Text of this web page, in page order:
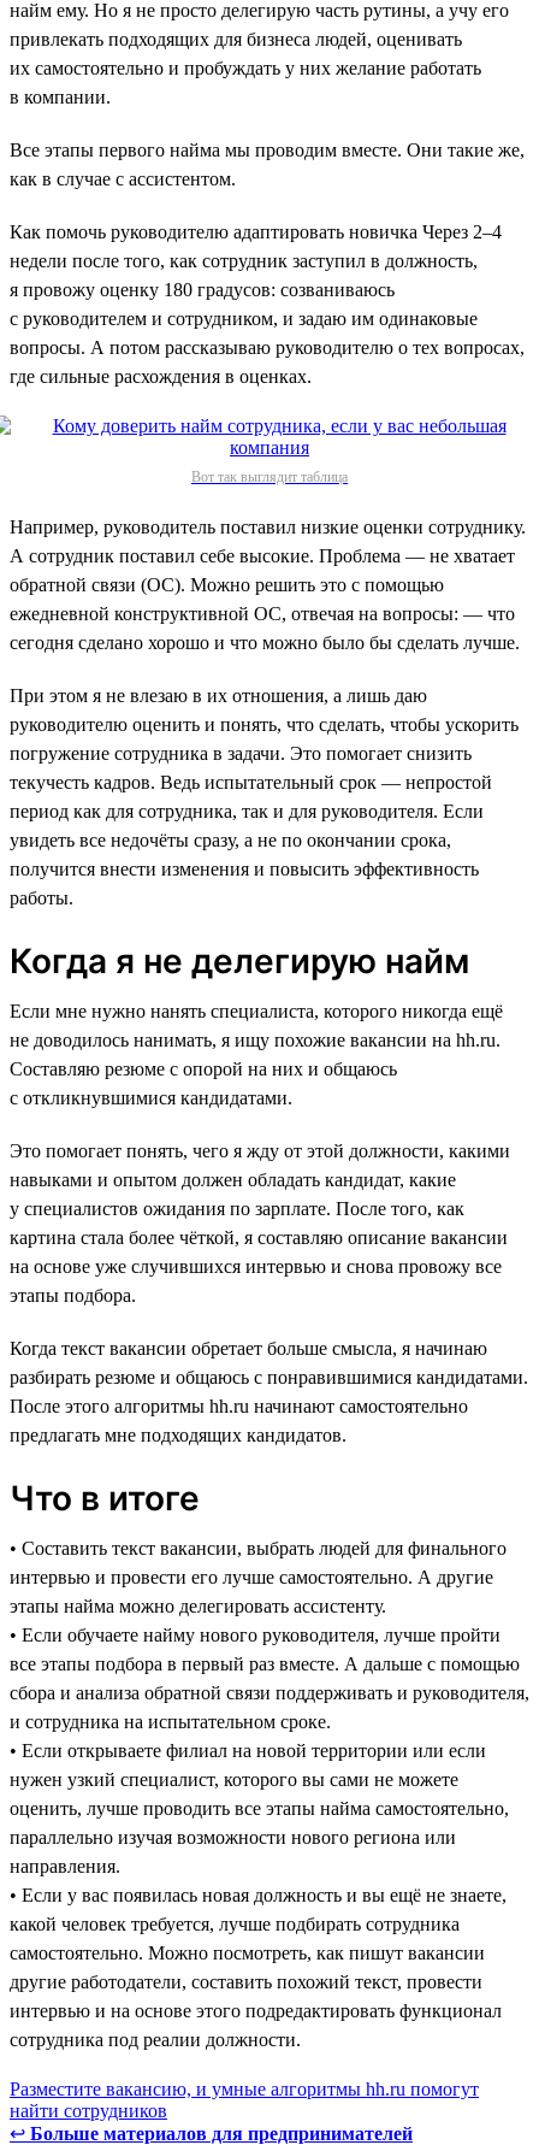
найм ему. Но я не просто делегирую часть рутины, а учу его
привлекать подходящих для бизнеса людей, оценивать
их самостоятельно и пробуждать у них желание работать
в компании.
Все этапы первого найма мы проводим вместе. Они такие же,
как в случае с ассистентом.
Как помочь руководителю адаптировать новичка Через 2–4
недели после того, как сотрудник заступил в должность,
я провожу оценку 180 градусов: созваниваюсь
с руководителем и сотрудником, и задаю им одинаковые
вопросы. А потом рассказываю руководителю о тех вопросах,
где сильные расхождения в оценках.
Вот так выглядит таблица
Например, руководитель поставил низкие оценки сотруднику.
А сотрудник поставил себе высокие. Проблема — не хватает
обратной связи (ОС). Можно решить это с помощью
ежедневной конструктивной ОС, отвечая на вопросы: — что
сегодня сделано хорошо и что можно было бы сделать лучше.
При этом я не влезаю в их отношения, а лишь даю
руководителю оценить и понять, что сделать, чтобы ускорить
погружение сотрудника в задачи. Это помогает снизить
текучесть кадров. Ведь испытательный срок — непростой
период как для сотрудника, так и для руководителя. Если
увидеть все недочёты сразу, а не по окончании срока,
получится внести изменения и повысить эффективность
работы.
Когда я не делегирую найм
Если мне нужно нанять специалиста, которого никогда ещё
не доводилось нанимать, я ищу похожие вакансии на hh.ru.
Составляю резюме с опорой на них и общаюсь
с откликнувшимися кандидатами.
Это помогает понять, чего я жду от этой должности, какими
навыками и опытом должен обладать кандидат, какие
у специалистов ожидания по зарплате. После того, как
картина стала более чёткой, я составляю описание вакансии
на основе уже случившихся интервью и снова провожу все
этапы подбора.
Когда текст вакансии обретает больше смысла, я начинаю
разбирать резюме и общаюсь с понравившимися кандидатами.
После этого алгоритмы hh.ru начинают самостоятельно
предлагать мне подходящих кандидатов.
Что в итоге
• Составить текст вакансии, выбрать людей для финального
интервью и провести его лучше самостоятельно. А другие
этапы найма можно делегировать ассистенту.
• Если обучаете найму нового руководителя, лучше пройти
все этапы подбора в первый раз вместе. А дальше с помощью
сбора и анализа обратной связи поддерживать и руководителя,
и сотрудника на испытательном сроке.
• Если открываете филиал на новой территории или если
нужен узкий специалист, которого вы сами не можете
оценить, лучше проводить все этапы найма самостоятельно,
параллельно изучая возможности нового региона или
направления.
• Если у вас появилась новая должность и вы ещё не знаете,
какой человек требуется, лучше подбирать сотрудника
самостоятельно. Можно посмотреть, как пишут вакансии
другие работодатели, составить похожий текст, провести
интервью и на основе этого подредактировать функционал
сотрудника под реалии должности.
Разместите вакансию, и умные алгоритмы hh.ru помогут
найти сотрудников
↩ Больше материалов для предпринимателей